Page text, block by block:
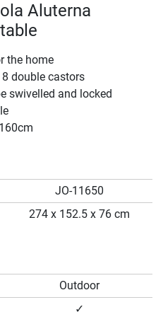
Aluterna
the home
double castors
swivelled and locked
JO-11650
274 x 152.5 x 76 cm
Outdoor
✓